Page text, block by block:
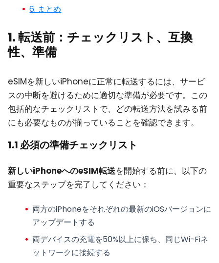
6. まとめ
1. 転送前：チェックリスト、互換
性、準備
eSIMを新しいiPhoneに正常に転送するには、サービ
スの中断を避けるために適切な準備が必要です。この
包括的なチェックリストで、どの転送方法を試みる前
にも必要なものが揃っていることを確認できます。
1.1 必須の準備チェックリスト
新しいiPhoneへのeSIM転送を開始する前に、以下の
重要なステップを完了してください：
両方のiPhoneをそれぞれの最新のiOSバージョンに
アップデートする
両デバイスの充電を50%以上に保ち、 同じWi-Fiネ
ットワークに接続する